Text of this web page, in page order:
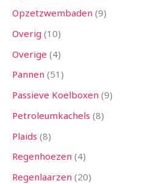
Opzetzwembaden 9
Overig 10
Overige 4
Pannen 51
Passieve Koelboxen 9
Petroleumkachels 8
Plaids 8
Regenhoezen 4
Regenlaarzen 20